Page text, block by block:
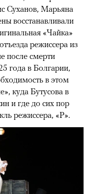
Суханов, Марьяна
восстанавливали
«Чайка»
режиссера из
после смерти
года в Болгарии,
в этом
куда Бутусова в
и где до сих пор
режиссера, «Р».